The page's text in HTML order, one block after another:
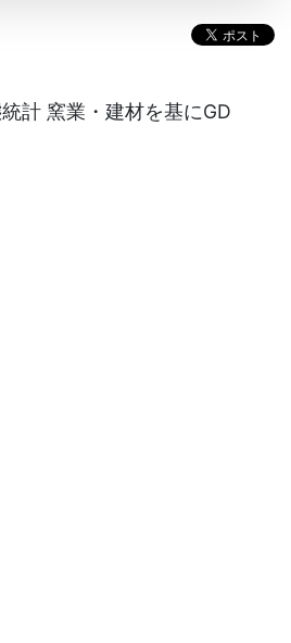
計 窯業・建材を基にGD